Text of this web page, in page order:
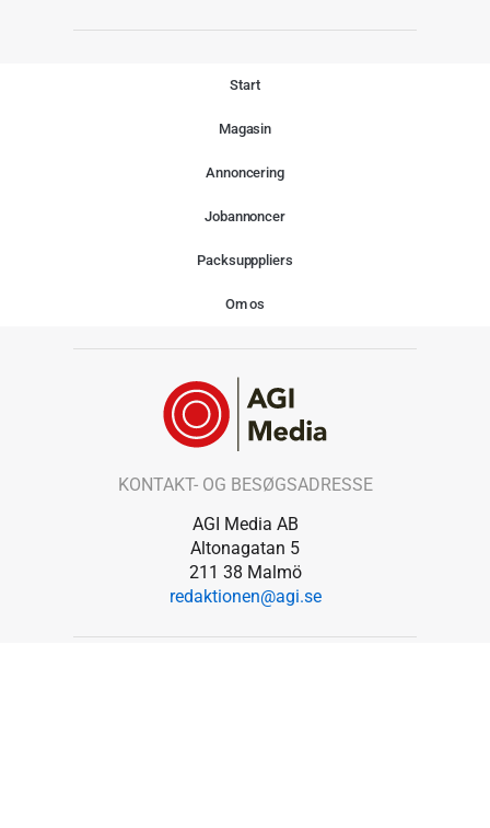
Start
Magasin
Annoncering
Jobannoncer
Packsupppliers
Om os
KONTAKT- OG BESØGSADRESSE
AGI Media AB
Altonagatan 5
211 38 Malmö
redaktionen@agi.se